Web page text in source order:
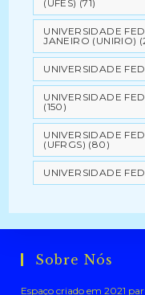
(UFES) (71)
UNIVERSIDADE
JANEIRO (UNIRIO)
UNIVERSIDADE
UNIVERSIDADE
(150)
UNIVERSIDADE
(UFRGS) (80)
UNIVERSIDADE
Sobre Nós
Espaço criado em 2021